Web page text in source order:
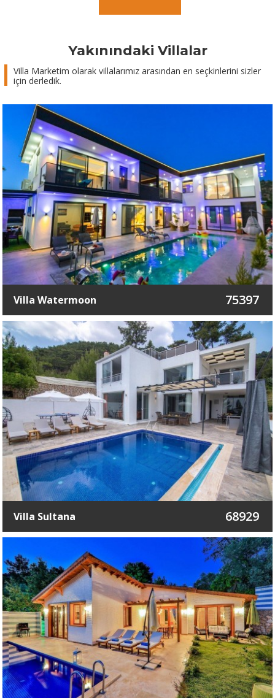
Yakınındaki Villalar
Villa Marketim olarak villalarımız arasından en seçkinlerini sizler
için derledik.
Villa Watermoon 75397
Villa Sultana 68929